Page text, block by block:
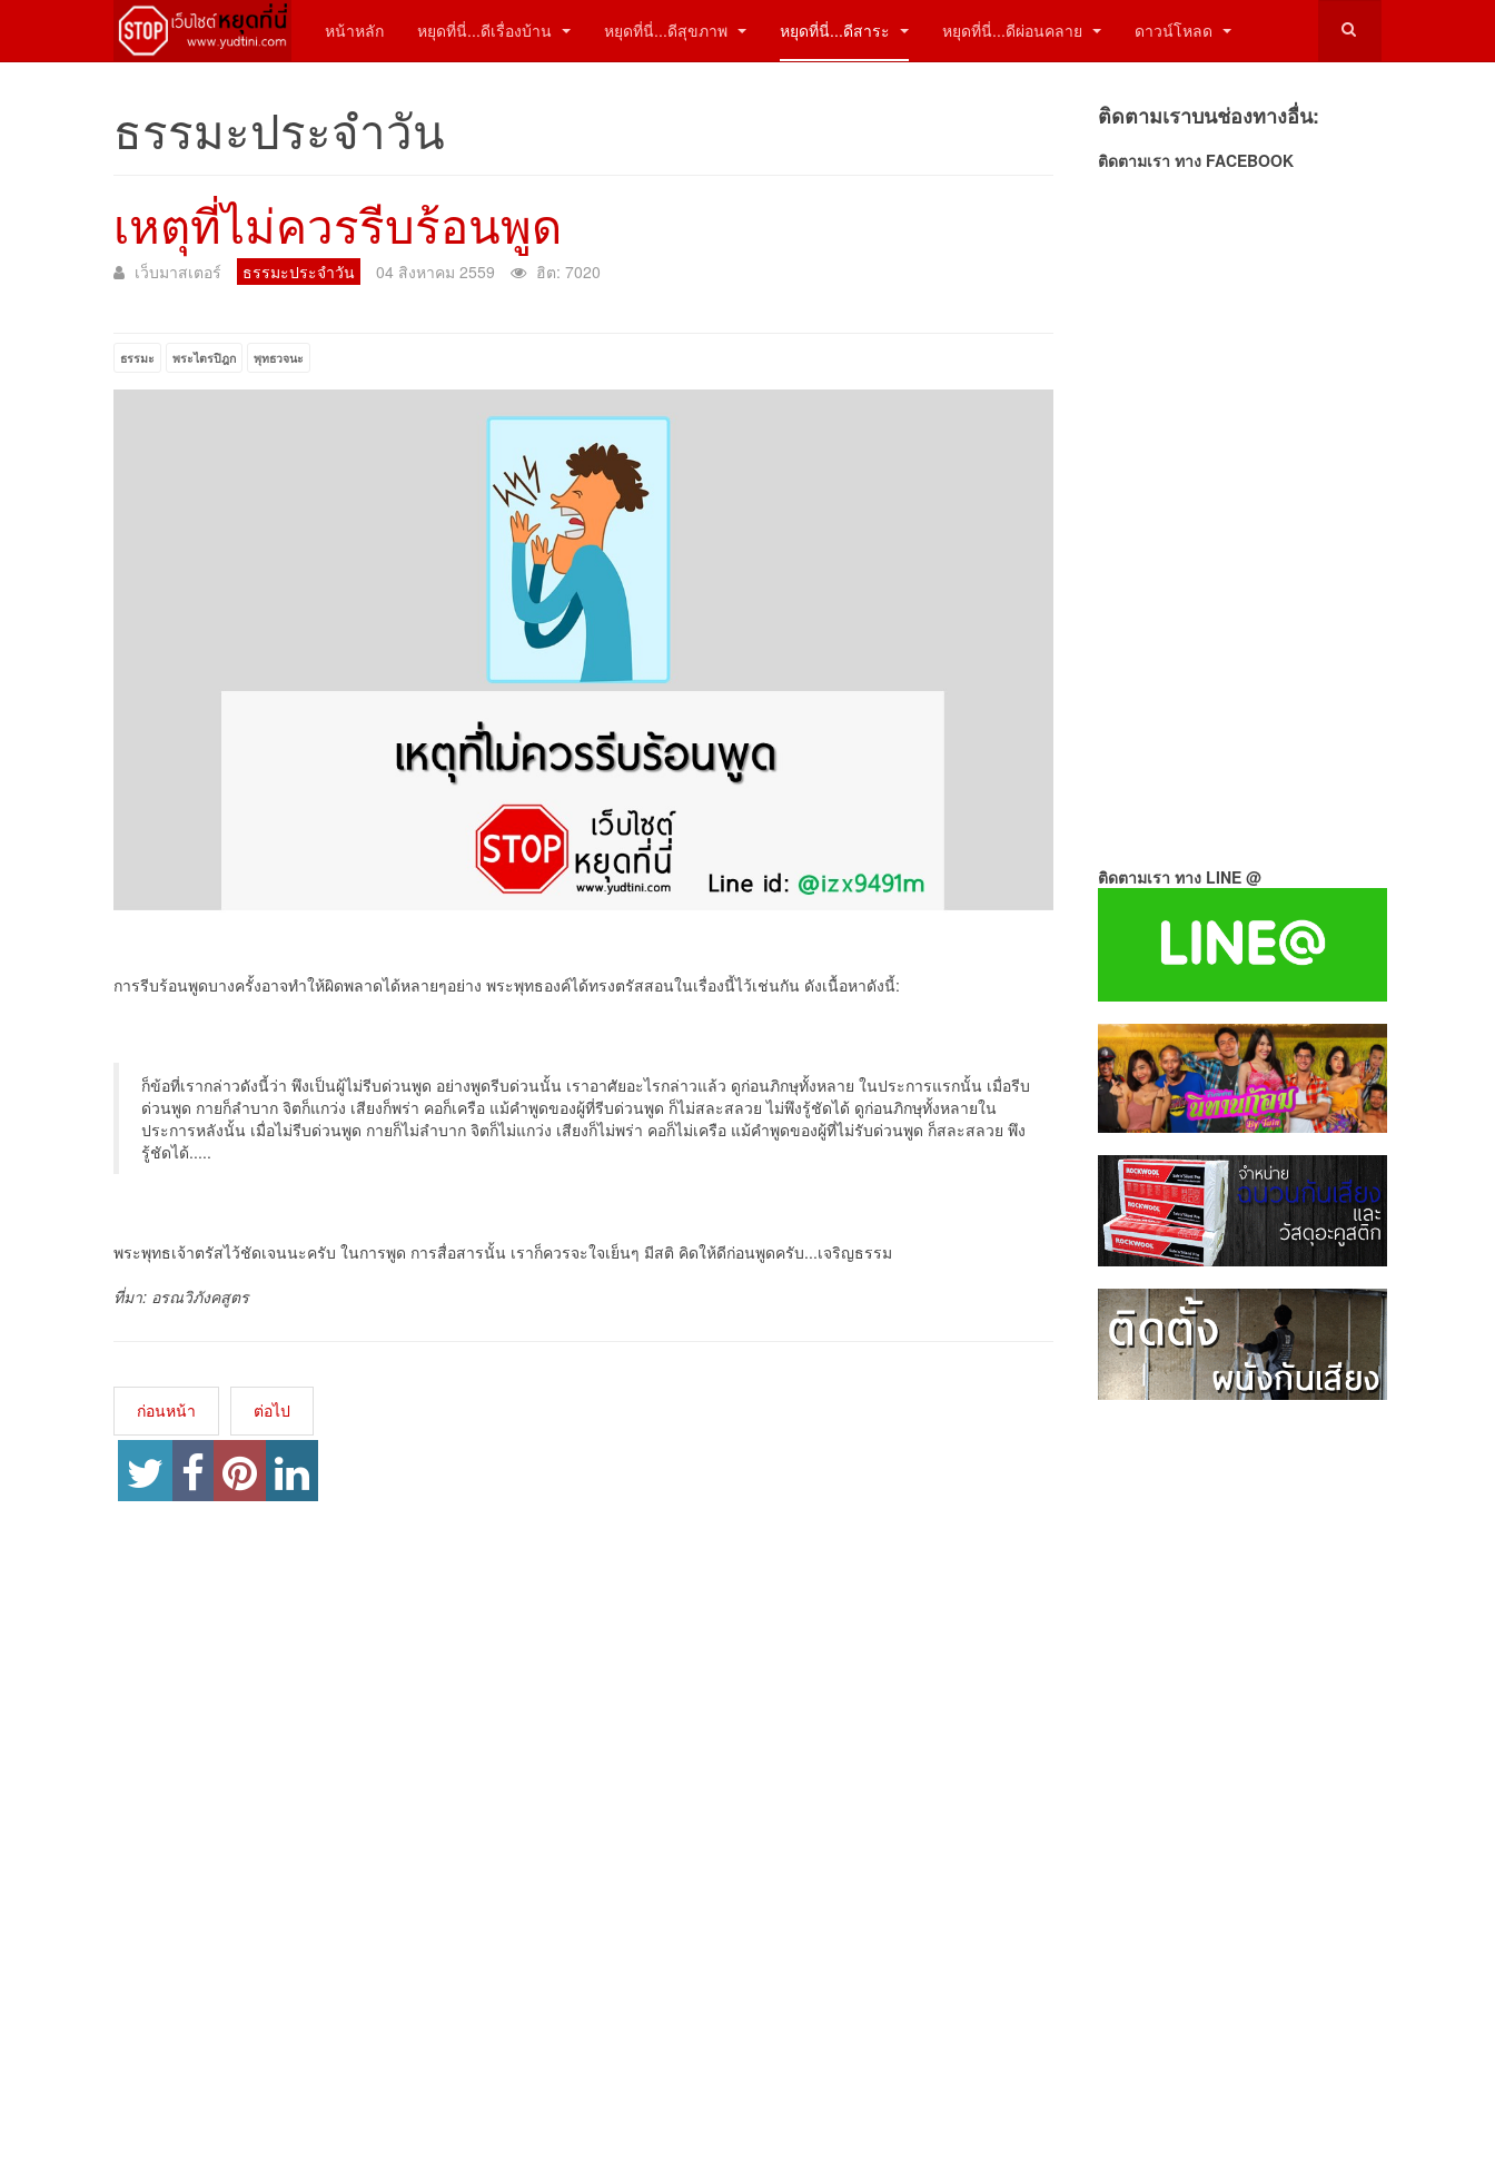
หน้าหลัก หยุดที่นี่...ดีเรื่องบ้าน หยุดที่นี่...ดีสุขภาพ หยุดที่นี่...ดีสาระ หยุดที่นี่...ดีผ่อนคลาย ดาวน์โหลด
ธรรมะประจำวัน
เหตุที่ไม่ควรรีบร้อนพูด
เว็บมาสเตอร์ ธรรมะประจำวัน 04 สิงหาคม 2559 ฮิต: 7020
ธรรมะ พระไตรปิฎก พุทธวจนะ
การรีบร้อนพูดบางครั้งอาจทำให้ผิดพลาดได้หลายๆอย่าง พระพุทธองค์ได้ทรงตรัสสอนในเรื่องนี้ไว้เช่นกัน ดังเนื้อหาดังนี้:
ก็ข้อที่เรากล่าวดังนี้ว่า พึงเป็นผู้ไม่รีบด่วนพูด อย่างพูดรีบด่วนนั้น เราอาศัยอะไรกล่าวแล้ว ดูก่อนภิกษุทั้งหลาย ในประการแรกนั้น เมื่อรีบ
ด่วนพูด กายก็ลำบาก จิตก็แกว่ง เสียงก็พร่า คอก็เครือ แม้คำพูดของผู้ที่รีบด่วนพูด ก็ไม่สละสลวย ไม่พึงรู้ชัดได้ ดูก่อนภิกษุทั้งหลายใน
ประการหลังนั้น เมื่อไม่รีบด่วนพูด กายก็ไม่ลำบาก จิตก็ไม่แกว่ง เสียงก็ไม่พร่า คอก็ไม่เครือ แม้คำพูดของผู้ที่ไม่รับด่วนพูด ก็สละสลวย พึง
รู้ชัดได้.....
พระพุทธเจ้าตรัสไว้ชัดเจนนะครับ ในการพูด การสื่อสารนั้น เราก็ควรจะใจเย็นๆ มีสติ คิดให้ดีก่อนพูดครับ...เจริญธรรม
ที่มา: อรณวิภังคสูตร
ก่อนหน้า ต่อไป
ติดตามเราบนช่องทางอื่น:
ติดตามเรา ทาง FACEBOOK
ติดตามเรา ทาง LINE @